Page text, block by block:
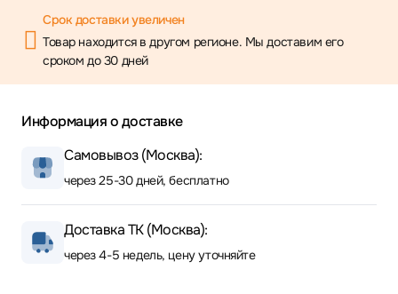
Срок доставки увеличен
Товар находится в другом регионе. Мы доставим его
сроком до 30 дней
Информация о доставке
Самовывоз (Москва):
через 25-30 дней, бесплатно
Доставка ТК (Москва):
через 4-5 недель, цену уточняйте